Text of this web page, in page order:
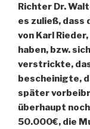
Richter Dr.
es zuließ,
von Karl
haben, bzw.
verstrickte, das
bescheinigte,
später
überhaupt
50.000€, die